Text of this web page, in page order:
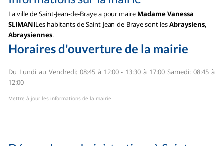
La ville de Saint-Jean-de-Braye a pour maire Madame Vanessa
SLIMANILes habitants de Saint-Jean-de-Braye sont lesAbraysiens,
Abraysiennes.
Horaires d'ouverture de la mairie
Du Lundi au Vendredi: 08:45 à 12:00 - 13:30 à 17:00 Samedi: 08:45 à
12:00
Mettre à jour les informations de la mairie